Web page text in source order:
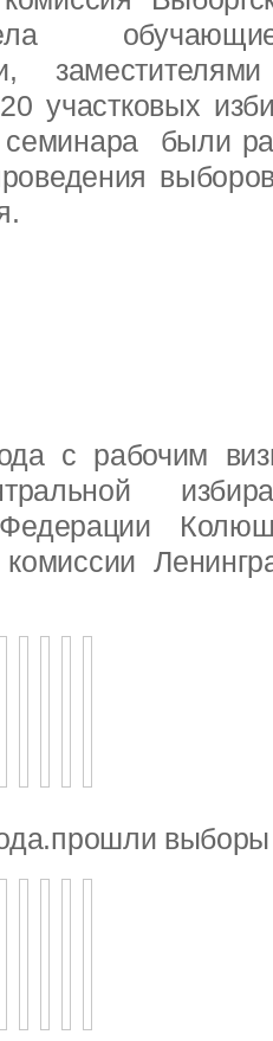
участковых
семинара были
с рабочим
Федерации
комиссии